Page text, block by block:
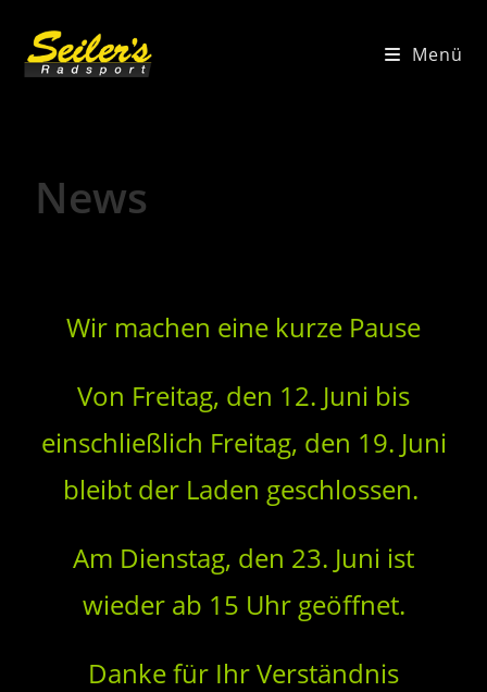
Menü
News
Wir machen eine kurze Pause
Von Freitag, den 12. Juni bis
einschließlich Freitag, den 19. Juni
bleibt der Laden geschlossen.
Am Dienstag, den 23. Juni ist
wieder ab 15 Uhr geöffnet.
Danke für Ihr Verständnis